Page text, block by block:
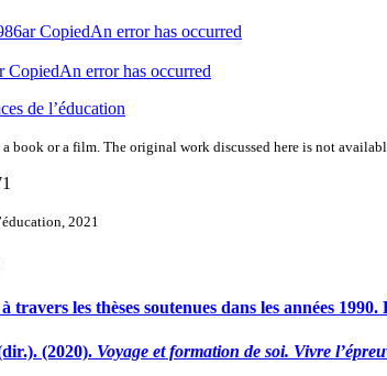
CopiedAn error has occurred
CopiedAn error has occurred
de l’éducation
book or a film. The original work discussed here is not
2021
les thèses soutenues dans les années 1990.
(2020). Voyage et formation de soi. Vivre